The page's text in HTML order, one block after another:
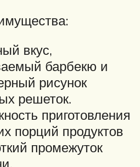
вкус,
барбекю и
рисунок
решеток.
приготовления
порций продуктов
промежуток